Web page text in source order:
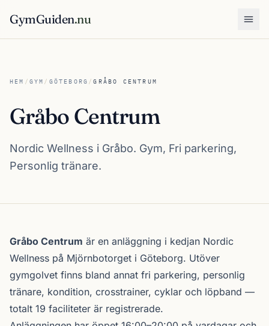
GymGuiden.nu
HEM / GYM / GÖTEBORG /GRÅBO CENTRUM
Gråbo Centrum
Nordic Wellness i Gråbo. Gym, Fri parkering,
Personlig tränare.
Om Gråbo Centrum
Gråbo Centrum är en anläggning i kedjan Nordic
Wellness på Mjörnbotorget i Göteborg. Utöver
gymgolvet finns bland annat fri parkering, personlig
tränare, kondition, crosstrainer, cyklar och löpband —
totalt 19 faciliteter är registrerade.